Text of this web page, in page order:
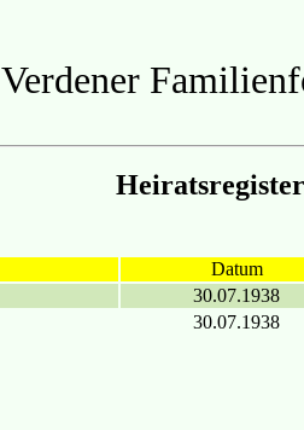
Verdener
Datum
30.07.1938
30.07.1938